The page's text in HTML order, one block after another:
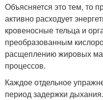
Объясняется это тем, то
активно расходует
кровеносные тельца и
преобразованным
расщеплению жировых
процессов.
Каждое отдельное
период задержки дыхания.